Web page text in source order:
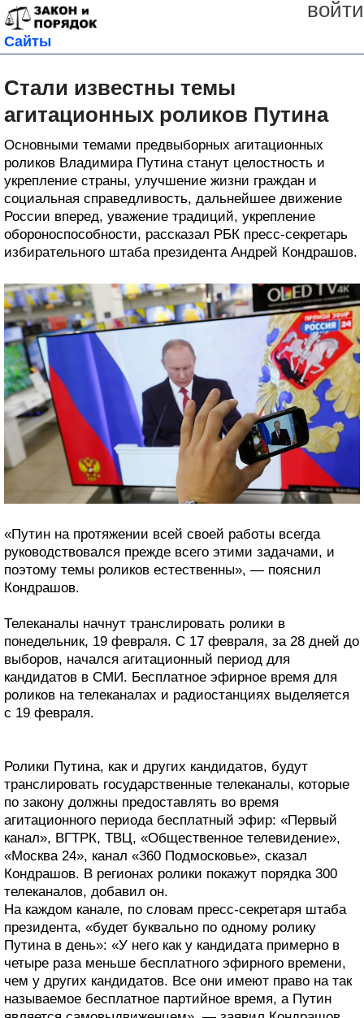
войти
Сайты
Стали известны темы
агитационных роликов Путина
Основными темами предвыборных агитационных
роликов Владимира Путина станут целостность и
укрепление страны, улучшение жизни граждан и
социальная справедливость, дальнейшее движение
России вперед, уважение традиций, укрепление
обороноспособности, рассказал РБК пресс-секретарь
избирательного штаба президента Андрей Кондрашов.
«Путин на протяжении всей своей работы всегда
руководствовался прежде всего этими задачами, и
поэтому темы роликов естественны», — пояснил
Кондрашов.
Телеканалы начнут транслировать ролики в
понедельник, 19 февраля. С 17 февраля, за 28 дней до
выборов, начался агитационный период для
кандидатов в СМИ. Бесплатное эфирное время для
роликов на телеканалах и радиостанциях выделяется
с 19 февраля.
Ролики Путина, как и других кандидатов, будут
транслировать государственные телеканалы, которые
по закону должны предоставлять во время
агитационного периода бесплатный эфир: «Первый
канал», ВГТРК, ТВЦ, «Общественное телевидение»,
«Москва 24», канал «360 Подмосковье», сказал
Кондрашов. В регионах ролики покажут порядка 300
телеканалов, добавил он.
На каждом канале, по словам пресс-секретаря штаба
президента, «будет буквально по одному ролику
Путина в день»: «У него как у кандидата примерно в
четыре раза меньше бесплатного эфирного времени,
чем у других кандидатов. Все они имеют право на так
называемое бесплатное партийное время, а Путин